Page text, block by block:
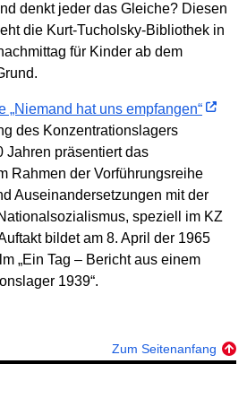
denkt jeder das Gleiche? Diesen
die Kurt-Tucholsky-Bibliothek in
für Kinder ab dem
„Niemand hat uns empfangen“
des Konzentrationslagers
Jahren präsentiert das
Rahmen der Vorführungsreihe
Auseinandersetzungen mit der
speziell im KZ
bildet am 8. April der 1965
„Ein Tag – Bericht aus einem
1939“.
Zum Seitenanfang